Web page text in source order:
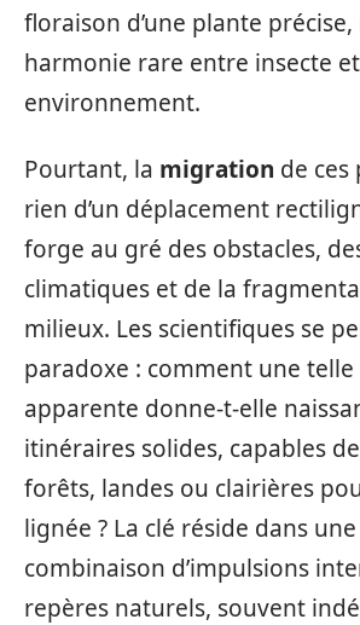
floraison d’une plante
harmonie rare entre insecte et
environnement.
Pourtant, la migration de ces
rien d’un déplacement
forge au gré des obstacles,
climatiques et de la
milieux. Les scientifiques se
paradoxe : comment une telle
apparente donne-t-elle
itinéraires solides, capables
forêts, landes ou clairières
lignée ? La clé réside dans
combinaison d’impulsions
repères naturels, souvent